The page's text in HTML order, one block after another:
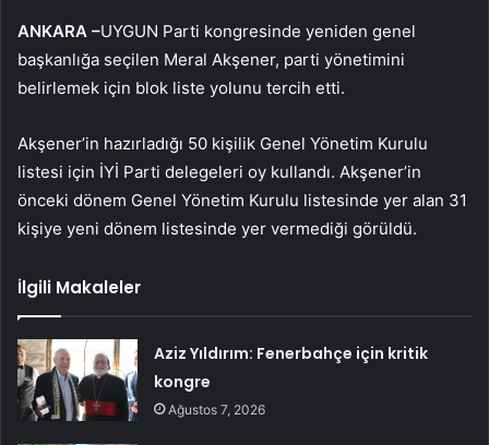
ANKARA –UYGUN Parti kongresinde yeniden genel
başkanlığa seçilen Meral Akşener, parti yönetimini
belirlemek için blok liste yolunu tercih etti.
Akşener’in hazırladığı 50 kişilik Genel Yönetim Kurulu
listesi için İYİ Parti delegeleri oy kullandı. Akşener’in
önceki dönem Genel Yönetim Kurulu listesinde yer alan 31
kişiye yeni dönem listesinde yer vermediği görüldü.
İlgili Makaleler
Aziz Yıldırım: Fenerbahçe için kritik
kongre
Ağustos 7, 2026